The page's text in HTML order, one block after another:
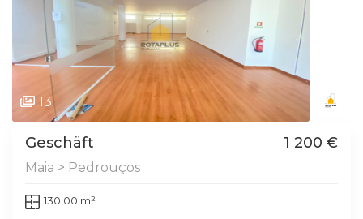
13
Geschäft 1 200 €
Maia > Pedrouços
130,00 m²